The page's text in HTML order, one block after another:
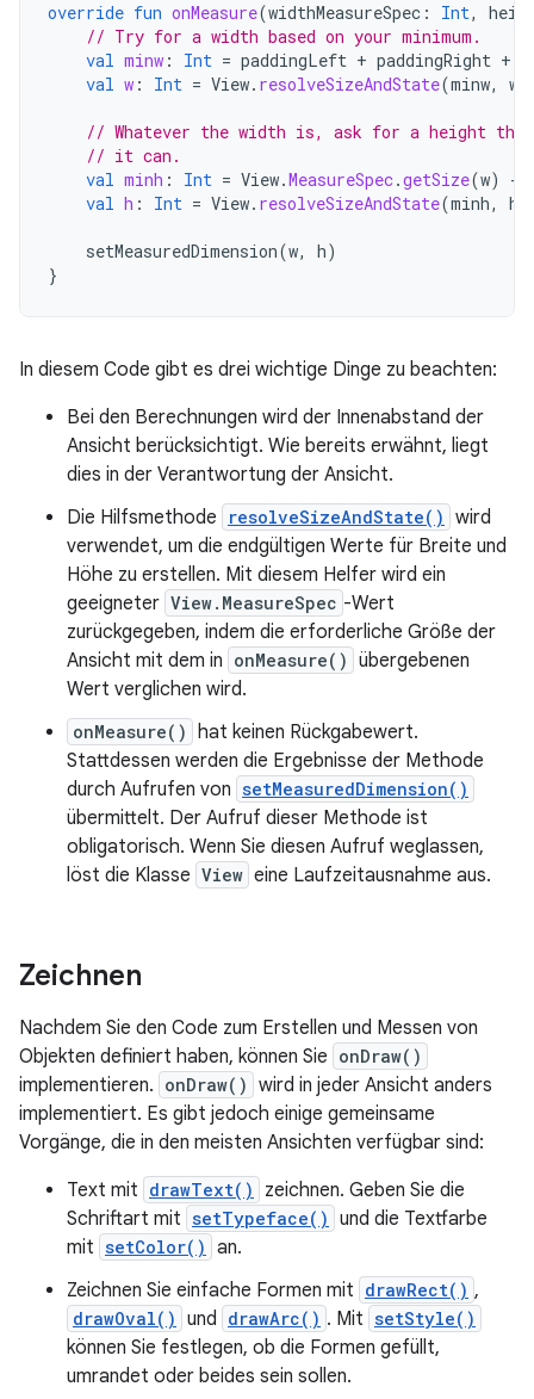
override fun onMeasure(widthMeasureSpec : Int,
// Try for a width based on your minimum.
val minw : Int = paddingLeft + paddingRight +
val w : Int = View. resolveSizeAndState(minw,
// Whatever the width is, ask for a height
// it can.
val minh : Int = View.MeasureSpec.getSize(w) -
val h : Int = View. resolveSizeAndState(minh,
setMeasuredDimension(w, h)
}
In diesem Code gibt es drei wichtige Dinge zu beachten:
Bei den Berechnungen wird der Innenabstand der
Ansicht berücksichtigt. Wie bereits erwähnt, liegt
dies in der Verantwortung der Ansicht.
Die Hilfsmethode
resolveSizeAndState() wird
verwendet, um die endgültigen Werte für Breite und
Höhe zu erstellen. Mit diesem Helfer wird ein
geeigneter View.MeasureSpec -Wert
zurückgegeben, indem die erforderliche Größe der
Ansicht mit dem in onMeasure() übergebenen
Wert verglichen wird.
onMeasure() hat keinen Rückgabewert.
Stattdessen werden die Ergebnisse der Methode
durch Aufrufen von setMeasuredDimension()
übermittelt. Der Aufruf dieser Methode ist
obligatorisch. Wenn Sie diesen Aufruf weglassen,
löst die Klasse View eine Laufzeitausnahme aus.
Zeichnen
Nachdem Sie den Code zum Erstellen und Messen von
Objekten definiert haben, können Sie onDraw()
implementieren. onDraw() wird in jeder Ansicht anders
implementiert. Es gibt jedoch einige gemeinsame
Vorgänge, die in den meisten Ansichten verfügbar sind:
Text mit drawText()
zeichnen. Geben Sie die
Schriftart mit setTypeface() und die Textfarbe
mit setColor() an.
Zeichnen Sie einfache Formen mit drawRect() ,
drawOval() und drawArc() . Mit setStyle()
können Sie festlegen, ob die Formen gefüllt,
umrandet oder beides sein sollen.